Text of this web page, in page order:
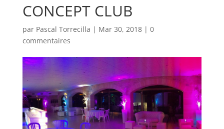
CONCEPT CLUB
par Pascal Torrecilla | Mar 30, 2018| 0
commentaires